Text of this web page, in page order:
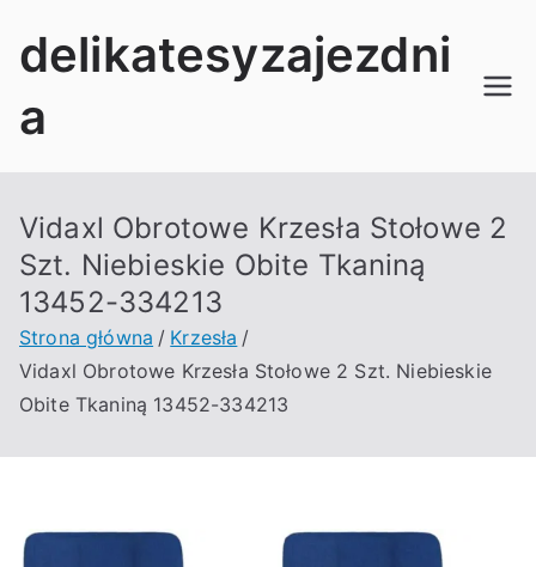
dodelikatesyzajezdni
a
Vidaxl Obrotowe Krzesła Stołowe 2
Szt. Niebieskie Obite Tkaniną
13452-334213
Strona główna
Krzesła
Vidaxl Obrotowe Krzesła Stołowe 2 Szt. Niebieskie
Obite Tkaniną 13452-334213